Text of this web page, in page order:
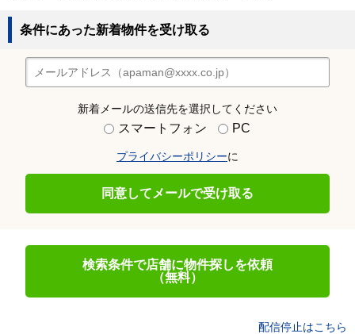
条件にあった新着物件を受け取る
新着メールの送信先を選択してください
スマートフォン PC
プライバシーポリシーに
同意してメールで受け取る
検索条件で店舗に物件探しを依頼
（無料）
配信停止はこちら